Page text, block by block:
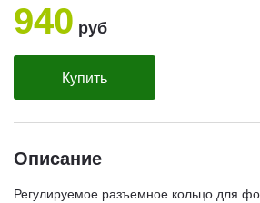
940 руб
Купить
Описание
Регулируемое разъемное кольцо для